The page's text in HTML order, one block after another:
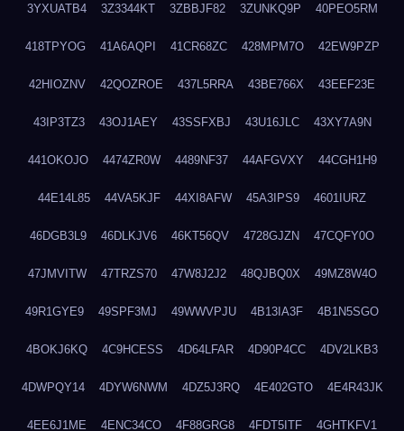
3YXUATB4 3Z3344KT 3ZBBJF82 3ZUNKQ9P 40PEO5RM
418TPYOG 41A6AQPI 41CR68ZC 428MPM7O 42EW9PZP
42HIOZNV 42QOZROE 437L5RRA 43BE766X 43EEF23E
43IP3TZ3 43OJ1AEY 43SSFXBJ 43U16JLC 43XY7A9N
441OKOJO 4474ZR0W 4489NF37 44AFGVXY 44CGH1H9
44E14L85 44VA5KJF 44XI8AFW 45A3IPS9 4601IURZ
46DGB3L9 46DLKJV6 46KT56QV 4728GJZN 47CQFY0O
47JMVITW 47TRZS70 47W8J2J2 48QJBQ0X 49MZ8W4O
49R1GYE9 49SPF3MJ 49WWVPJU 4B13IA3F 4B1N5SGO
4BOKJ6KQ 4C9HCESS 4D64LFAR 4D90P4CC 4DV2LKB3
4DWPQY14 4DYW6NWM 4DZ5J3RQ 4E402GTO 4E4R43JK
4EE6J1ME 4ENC34CO 4F88GRG8 4FDT5ITF 4GHTKFV1